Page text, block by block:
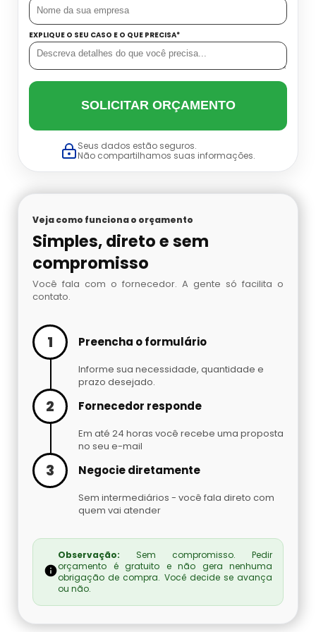
Conjunto Autônomo Valor
Distribuidora De Conjunto Autônomo
Máscara De Oxigênio Com Cilindro
Proteção Respiratória Autônoma
Venda De Nitrogênio Gasoso
Argônio Analítico
Nitrogênio Líquido
Argônio Líquido
Nitrogênio Líquido Preço
Cilindro De Gás Carbônico Para Chopp
Gás Hélio Comprar
Cilindro De Gás Para Chopeira Preço
Tocha Mig Mag
Cilindro De Gás Para Chopp
Gases Especiais
Gás Carbônico Líquido
Cilindro De Oxigenio Medicinal Portátil
Cilindro De Oxigenio Portatil Aluguel
Cilindro Para Oxigênio
Comprar Cilindro De Oxigênio
Cilindro Oxigenio 3 Litros
Cilindro Ar
Cilindro De Oxigênio 3 Litros
Cilindro De Oxigênio Hospitalar Para Alugar
Cilindro De Oxigenio Medicinal 50 Litros
Cilindro De Oxigênio Para Inalação
Cilindro De Oxigênio Para Inalação Preço
Cilindro Oxigenio Medicinal 3 Litros
Cilindro Oxigenio Medicinal Preço
Preço De Cilindro De Oxigênio
Preço Cilindro De Oxigênio Hospitalar
Onde Comprar Ar Mandado
Preço De Ar Mandado
Venda De Ar Mandado
EXPLIQUE O SEU CASO E O QUE PRECISA*
SOLICITAR ORÇAMENTO
Seus dados estão seguros.
Não compartilhamos suas informações.
Veja como funciona o orçamento
Simples, direto e sem
compromisso
Você fala com o fornecedor. A gente só facilita o
contato.
1 Preencha o formulário
Informe sua necessidade, quantidade e
prazo desejado.
2 Fornecedor responde
Em até 24 horas você recebe uma proposta
no seu e-mail
3 Negocie diretamente
Sem intermediários - você fala direto com
quem vai atender
Observação: Sem compromisso. Pedir
orçamento é gratuito e não gera nenhuma
obrigação de compra. Você decide se avança
ou não.